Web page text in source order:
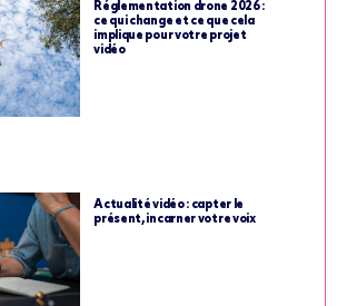
Réglementation drone 2026 :
ce qui change et ce que cela
implique pour votre projet
vidéo
Actualité vidéo : capter le
présent, incarner votre voix